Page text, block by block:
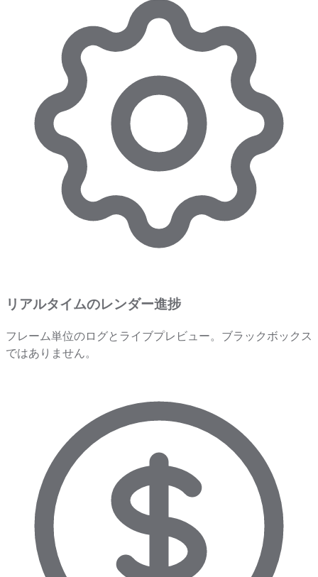
リアルタイムのレンダー進捗
フレーム単位のログとライブプレビュー。ブラックボックス
ではありません。